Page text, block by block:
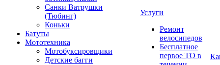
Санки Ватрушки
(Тюбинг)
Коньки
Батуты
Мототехника
Мотобуксировщики
Детские багги
Услуги
Ремонт
велосипедов
Бесплатное
первое ТО в